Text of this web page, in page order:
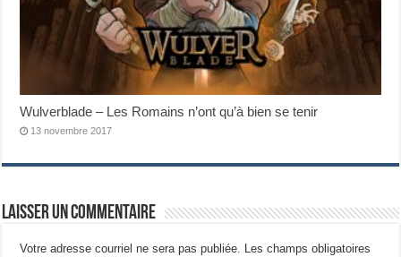
Wulverblade – Les Romains n’ont qu’à bien se tenir
13 novembre 2017
Laisser un commentaire
Votre adresse courriel ne sera pas publiée.
Les champs obligatoires